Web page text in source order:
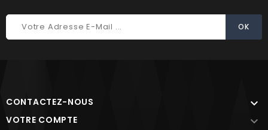
CONTACTEZ-NOUS 
VOTRE COMPTE 